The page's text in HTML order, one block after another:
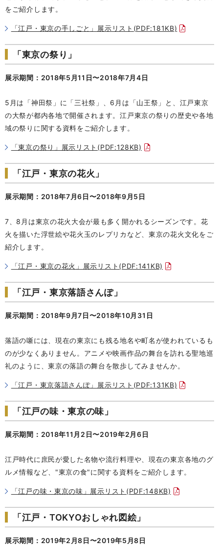
をご紹介します。
「江戸・東京の手しごと」展示リスト(PDF:181KB)
「東京の祭り」
展示期間：2018年5月11日〜2018年7月4日
5月は「神田祭」に「三社祭」、6月は「山王祭」と、江戸東京
の大祭が都内各地で開催されます。江戸東京の祭りの歴史や各地
域の祭りに関する資料をご紹介します。
「東京の祭り」展示リスト(PDF:128KB)
「江戸・東京の花火」
展示期間：2018年7月6日〜2018年9月5日
7、8月は東京の花火大会が最も多く開かれるシーズンです。花
火を描いた浮世絵や花火玉のレプリカなど、東京の花火文化をご
紹介します。
「江戸・東京の花火」展示リスト(PDF:141KB)
「江戸・東京落語さんぽ」
展示期間：2018年9月7日〜2018年10月31日
落語の噺には、現在の東京にも残る地名や町名が使われているも
のが少なくありません。アニメや映画作品の舞台を訪れる聖地巡
礼のように、東京の落語の舞台を散歩してみませんか。
「江戸・東京落語さんぽ」展示リスト(PDF:131KB)
「江戸の味・東京の味」
展示期間：2018年11月2日〜2019年2月6日
江戸時代に庶民が愛した名物や流行料理や、現在の東京各地のグ
ルメ情報など、"東京の食"に関する資料をご紹介します。
「江戸の味・東京の味」展示リスト(PDF:148KB)
「江戸・TOKYOおしゃれ図絵」
展示期間：2019年2月8日〜2019年5月8日